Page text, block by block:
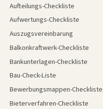
Aufteilungs-Checkliste
Aufwertungs-Checkliste
Auszugsvereinbarung
Balkonkraftwerk-Checkliste
Bankunterlagen-Checkliste
Bau-Check-Liste
Bewerbungsmappen-Checkliste
Bieterverfahren-Checkliste